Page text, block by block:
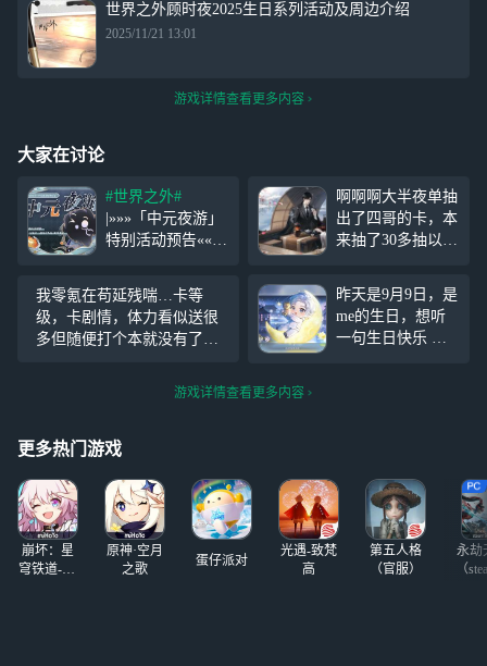
世界之外顾时夜2025生日系列活动及周边介绍
2025/11/21 13:01
游戏详情查看更多内容
大家在讨论
#世界之外#
|»»»「中元夜游」
特别活动预告«««
间的小鬼， 依旧
要遵守地府的规章
秩序.... 活动时间
8月16日08:00-8月3
✦化身临时夜
啊啊啊大半夜单抽
出了四哥的卡，本
来抽了30多抽以为
你这首歌在心里默
念着想见你四哥，
在第37抽出了啊啊
啊啊开心死了
我零氪在苟延残喘…卡等
级，卡剧情，体力看似送很
多但随便打个本就没有了，
我感觉到了…吃力… 升天
昨天是9月9日，是
me的生日，想听
一句生日快乐 因
天回来也有这个原
因的 夏萧因生日
快乐！
游戏详情查看更多内容
更多热门游戏
崩坏：星
穹铁道-4.4
原神·空月
之歌
蛋仔派对
光遇-致梵
高
第五人格
（官服）
永劫
（